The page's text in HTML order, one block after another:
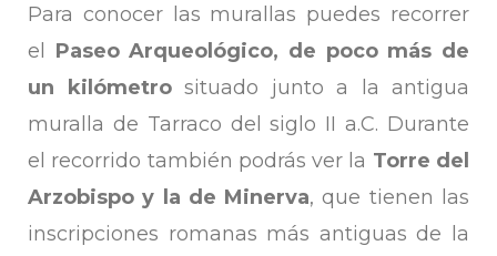
Para conocer las murallas puedes recorrer
el
Paseo Arqueológico, de poco más de
un kilómetrosituado junto a la antigua
muralla de Tarraco del siglo II a.C. Durante
el recorrido también podrás ver la Torre del
Arzobispo y la de Minerva, que tienen las
inscripciones romanas más antiguas de la